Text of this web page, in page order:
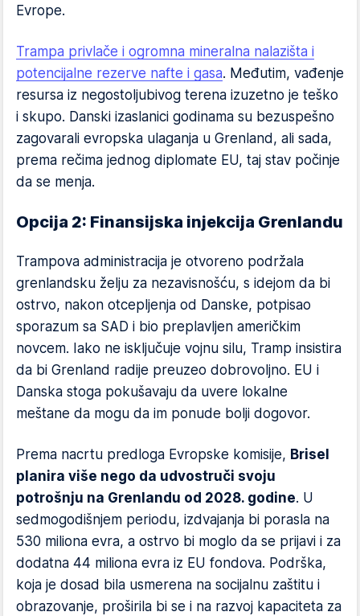
Evrope.
Trampa privlače i ogromna mineralna nalazišta i
potencijalne rezerve nafte i gasa. Međutim, vađenje
resursa iz negostoljubivog terena izuzetno je teško
i skupo. Danski izaslanici godinama su bezuspešno
zagovarali evropska ulaganja u Grenland, ali sada,
prema rečima jednog diplomate EU, taj stav počinje
da se menja.
Opcija 2: Finansijska injekcija Grenlandu
Trampova administracija je otvoreno podržala
grenlandsku želju za nezavisnošću, s idejom da bi
ostrvo, nakon otcepljenja od Danske, potpisao
sporazum sa SAD i bio preplavljen američkim
novcem. Iako ne isključuje vojnu silu, Tramp insistira
da bi Grenland radije preuzeo dobrovoljno. EU i
Danska stoga pokušavaju da uvere lokalne
meštane da mogu da im ponude bolji dogovor.
Prema nacrtu predloga Evropske komisije, Brisel
planira više nego da udvostruči svoju
potrošnju na Grenlandu od 2028. godine. U
sedmogodišnjem periodu, izdvajanja bi porasla na
530 miliona evra, a ostrvo bi moglo da se prijavi i za
dodatna 44 miliona evra iz EU fondova. Podrška,
koja je dosad bila usmerena na socijalnu zaštitu i
obrazovanje, proširila bi se i na razvoj kapaciteta za